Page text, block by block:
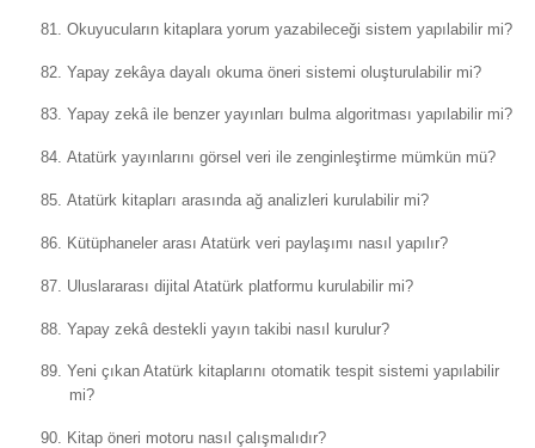
81. Okuyucuların kitaplara yorum yazabileceği sistem yapılabilir mi?
82. Yapay zekâya dayalı okuma öneri sistemi oluşturulabilir mi?
83. Yapay zekâ ile benzer yayınları bulma algoritması yapılabilir mi?
84. Atatürk yayınlarını görsel veri ile zenginleştirme mümkün mü?
85. Atatürk kitapları arasında ağ analizleri kurulabilir mi?
86. Kütüphaneler arası Atatürk veri paylaşımı nasıl yapılır?
87. Uluslararası dijital Atatürk platformu kurulabilir mi?
88. Yapay zekâ destekli yayın takibi nasıl kurulur?
89. Yeni çıkan Atatürk kitaplarını otomatik tespit sistemi yapılabilir
mi?
90. Kitap öneri motoru nasıl çalışmalıdır?